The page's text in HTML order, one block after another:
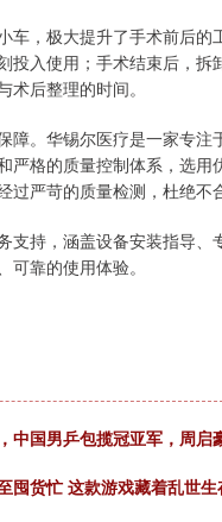
车，极大提升了手术前后
投入使用；手术结束后，
后整理的时间。
。华锡尔医疗是一家专
格的质量控制体系，选
严苛的质量检测，杜绝不
支持，涵盖设备安装指导
靠的使用体验。
中国男乒包揽冠亚军，周启
囤货忙 这款游戏藏着乱世